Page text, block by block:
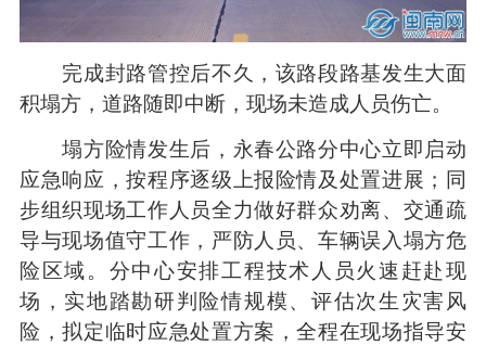
完成封路管控后不久，该路段路基发生大面
积塌方，道路随即中断，现场未造成人员伤亡。
塌方险情发生后，永春公路分中心立即启动
应急响应，按程序逐级上报险情及处置进展；同
步组织现场工作人员全力做好群众劝离、交通疏
导与现场值守工作，严防人员、车辆误入塌方危
险区域。分中心安排工程技术人员火速赶赴现
场，实地踏勘研判险情规模、评估次生灾害风
险，拟定临时应急处置方案，全程在现场指导安